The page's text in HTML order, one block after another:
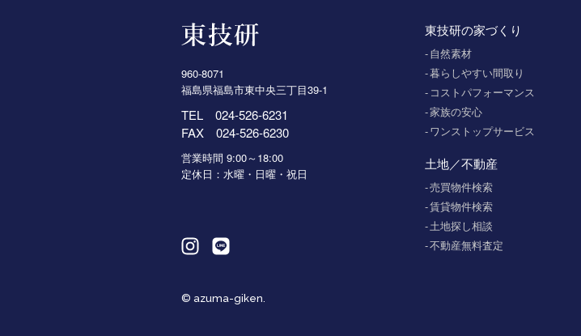
960-8071
福島県福島市東中央三丁目39-1
TEL 024-526-6231
FAX 024-526-6230
営業時間 9:00～18:00
定休日：水曜・日曜・祝日
東技研の家づくり
自然素材
暮らしやすい間取り
コストパフォーマンス
家族の安心
ワンストップサービス
土地／不動産
売買物件検索
賃貸物件検索
土地探し相談
不動産無料査定
© azuma-giken.